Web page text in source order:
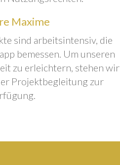
Maxime
sind arbeitsintensiv, die
bemessen. Um unseren
zu erleichtern, stehen wir
Projektbegleitung zur